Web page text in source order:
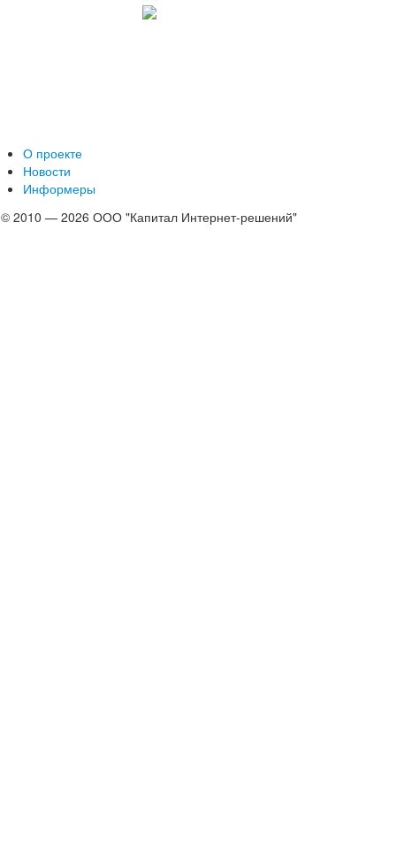
О проекте
Новости
Информеры
© 2010 — 2026 ООО "Капитал Интернет-решений"